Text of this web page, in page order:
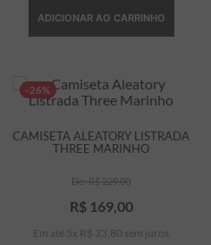
ADICIONAR AO CARRINHO
-26%
CAMISETA ALEATORY LISTRADA
THREE MARINHO
R$229,00
R$ 169,00
Em até 5 x R$ 33 80 sem juros